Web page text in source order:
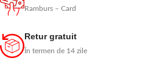
Ramburs – Card
Retur gratuit
În termen de 14 zile